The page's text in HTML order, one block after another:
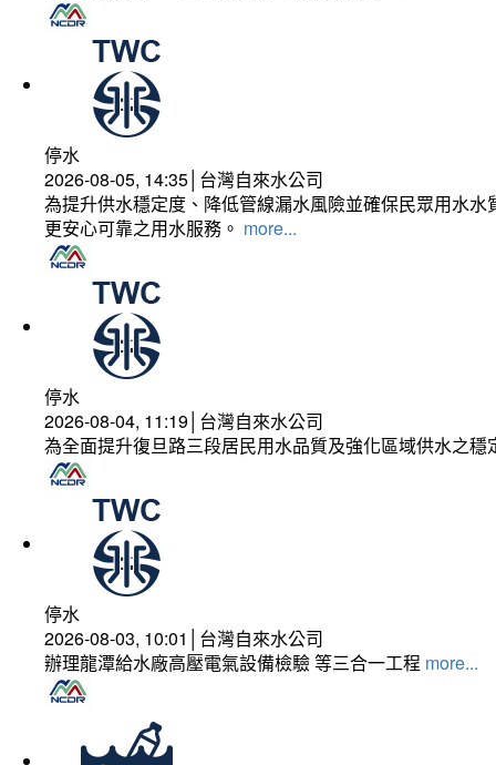
停水
2026-08-05, 14:35│台灣自來水公司
為提升供水穩定度、降低管線漏水風險並確保民眾用水
更安心可靠之用水服務。 more...
停水
2026-08-04, 11:19│台灣自來水公司
為全面提升復旦路三段居民用水品質及強化區域供水之
停水
2026-08-03, 10:01│台灣自來水公司
辦理龍潭給水廠高壓電氣設備檢驗 等三合一工程 more...